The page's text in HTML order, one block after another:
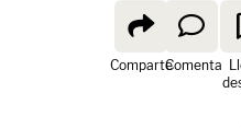
ComparteComenta